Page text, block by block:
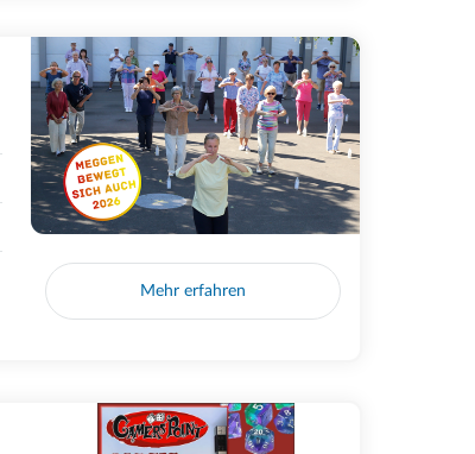
Mehr erfahren